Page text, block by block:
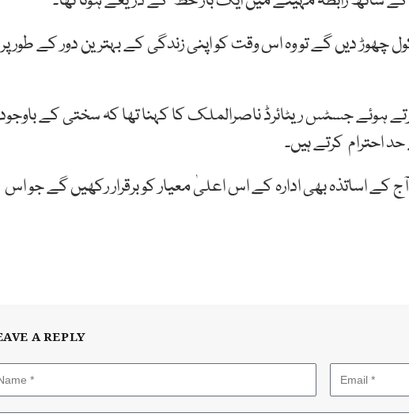
دیں گے تو وہ اس وقت کو اپنی زندگی کے بہترین دور کے طور پر
ہوئے جسٹس ریٹائرڈ ناصرالملک کا کہنا تھا کہ سختی کے
حد احترام کرتے ہیں۔
کے اساتذہ بھی ادارہ کے اس اعلیٰ معیار کو برقرار رکھیں گے جو اس
A REPLY